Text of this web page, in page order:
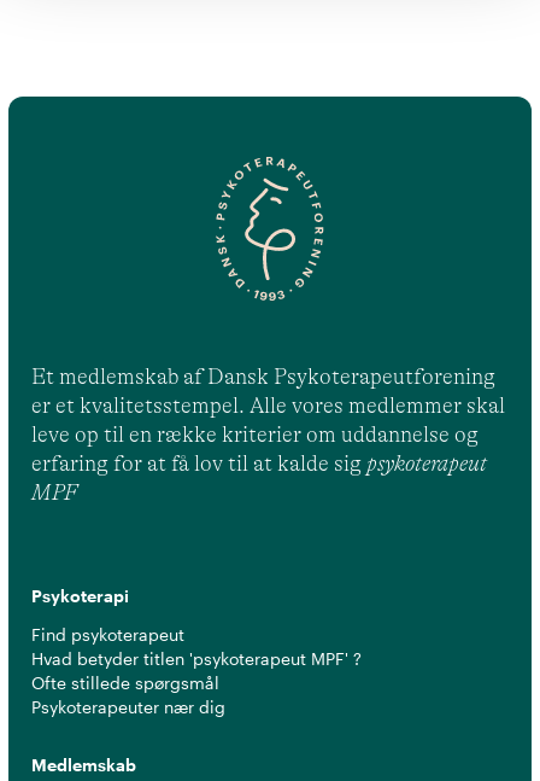
Et medlemskab af Dansk Psykoterapeutforening
er et kvalitetsstempel. Alle vores medlemmer skal
leve op til en række kriterier om uddannelse og
erfaring for at få lov til at kalde sig psykoterapeut
MPF
Psykoterapi
Find psykoterapeut
Hvad betyder titlen 'psykoterapeut MPF' ?
Ofte stillede spørgsmål
Psykoterapeuter nær dig
Medlemskab